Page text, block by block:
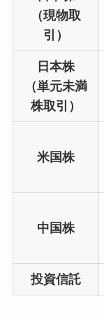
（現物取
引）
日本株
（単元未満
株取引）
米国株
中国株
投資信託